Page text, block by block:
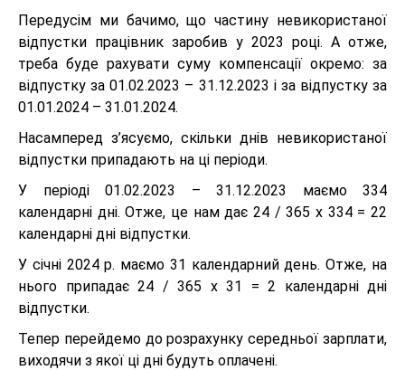
Передусім ми бачимо, що частину невикористаної
відпустки працівник заробив у 2023 році. А отже,
треба буде рахувати суму компенсації окремо: за
відпустку за 01.02.2023 – 31.12.2023 і за відпустку за
01.01.2024 – 31.01.2024.
Насамперед з’ясуємо, скільки днів невикористаної
відпустки припадають на ці періоди.
У періоді 01.02.2023 – 31.12.2023 маємо 334
календарні дні. Отже, це нам дає 24 / 365 х 334 = 22
календарні дні відпустки.
У січні 2024 р. маємо 31 календарний день. Отже, на
нього припадає 24 / 365 х 31 = 2 календарні дні
відпустки.
Тепер перейдемо до розрахунку середньої зарплати,
виходячи з якої ці дні будуть оплачені.